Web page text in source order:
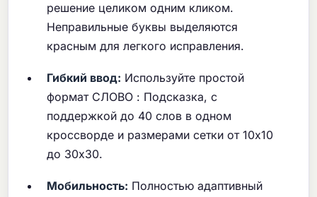
решение целиком одним кликом.
Неправильные буквы выделяются
красным для легкого исправления.
Гибкий ввод: Используйте простой
формат СЛОВО : Подсказка, с
поддержкой до 40 слов в одном
кроссворде и размерами сетки от 10x10
до 30x30.
Мобильность: Полностью адаптивный